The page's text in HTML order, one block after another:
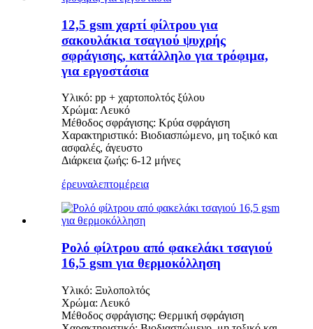
12,5 gsm χαρτί φίλτρου για
σακουλάκια τσαγιού ψυχρής
σφράγισης, κατάλληλο για τρόφιμα,
για εργοστάσια
Υλικό: pp + χαρτοπολτός ξύλου
Χρώμα: Λευκό
Μέθοδος σφράγισης: Κρύα σφράγιση
Χαρακτηριστικό: Βιοδιασπώμενο, μη τοξικό και
ασφαλές, άγευστο
Διάρκεια ζωής: 6-12 μήνες
έρευναλεπτομέρεια
Ρολό φίλτρου από φακελάκι τσαγιού
16,5 gsm για θερμοκόλληση
Υλικό: Ξυλοπολτός
Χρώμα: Λευκό
Μέθοδος σφράγισης: Θερμική σφράγιση